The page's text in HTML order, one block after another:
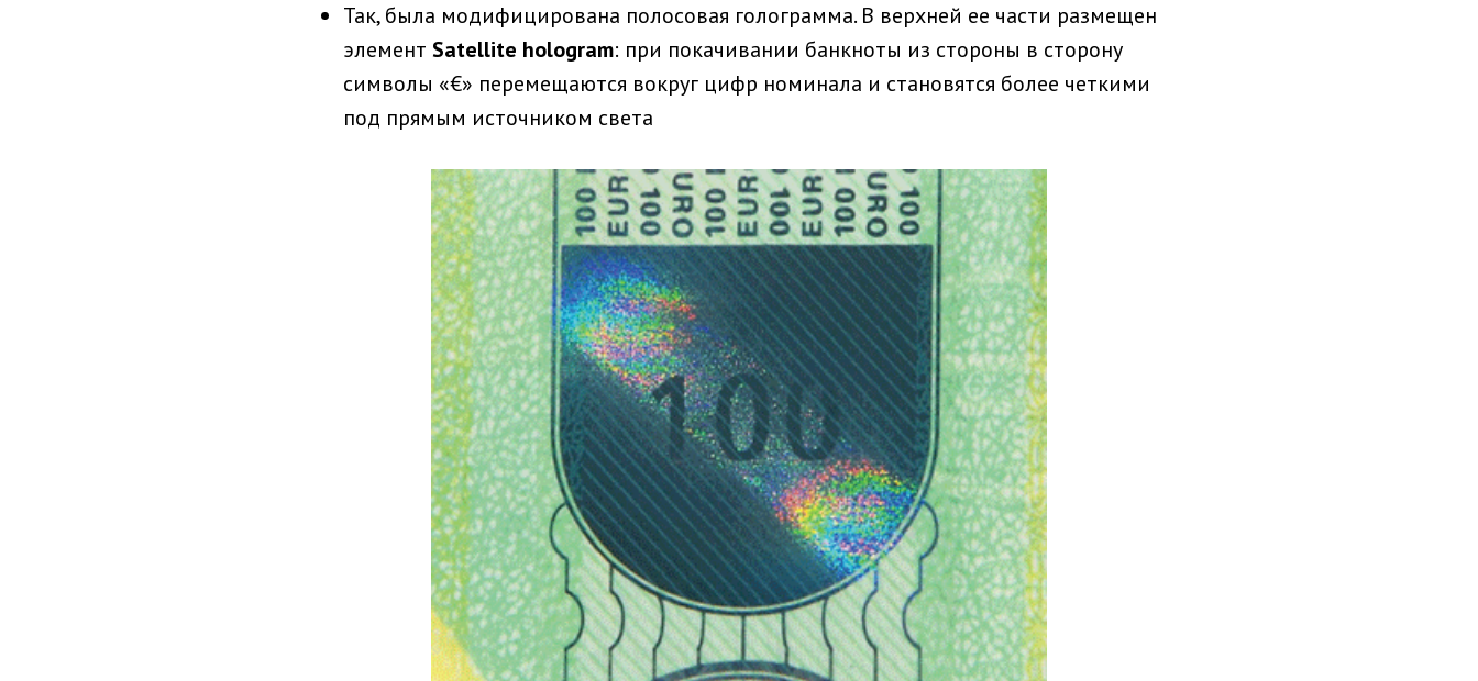
Так, была модифицирована полосовая голограмма. В верхней ее части размещен
элемент Satellite hologram: при покачивании банкноты из стороны в сторону
символы «€» перемещаются вокруг цифр номинала и становятся более четкими
под прямым источником света